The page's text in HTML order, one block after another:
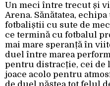
Un meci între trecut și
Arena. Sănătatea,
fotbaliștii cu sute de
ce termină cu fotbalul
mai mare speranță în
duel între marea
pentru distracție, cei de
joace acolo pentru